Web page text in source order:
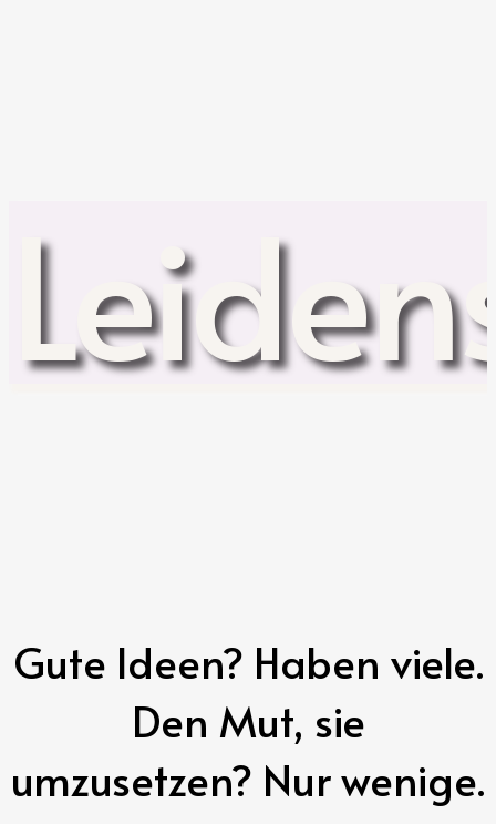
Gute Ideen? Haben viele.
Den Mut, sie
umzusetzen? Nur wenige.